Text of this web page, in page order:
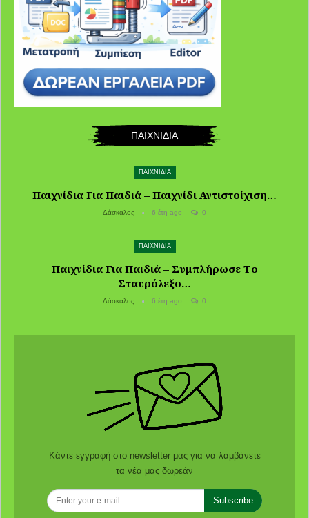
ΠΑΙΧΝΙΔΙΑ
ΠΑΙΧΝΙΔΙΑ
Παιχνίδια Για Παιδιά – Παιχνίδι Αντιστοίχιση…
Δάσκαλος 6 έτη ago 0
ΠΑΙΧΝΙΔΙΑ
Παιχνίδια Για Παιδιά – Συμπλήρωσε Το
Σταυρόλεξο…
Δάσκαλος 6 έτη ago 0
Κάντε εγγραφή στο newsletter μας για να λαμβάνετε
τα νέα μας δωρεάν
Subscribe